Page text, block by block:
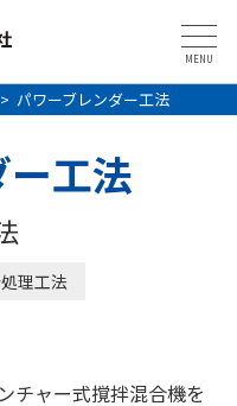
MENU
>パワーブレンダー工法
工法
理工法
チャー式撹拌混合機を